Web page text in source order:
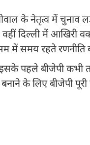
के नेतृत्व में चुनाव
वहीं दिल्ली में आखिरी
में समय रहते रणनीति
इसके पहले बीजेपी कभी
के लिए बीजेपी